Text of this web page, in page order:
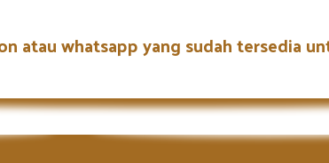
atau whatsapp yang sudah tersedia